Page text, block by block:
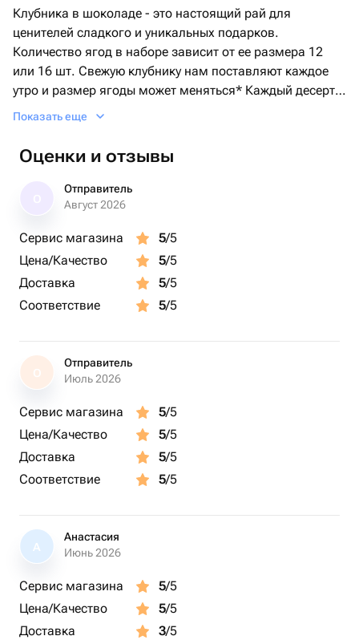
Клубника в шоколаде - это настоящий рай для
ценителей сладкого и уникальных подарков.
Количество ягод в наборе зависит от ее размера 12
или 16 шт. Свежую клубнику нам поставляют каждое
утро и размер ягоды может меняться* Каждый десерт в
коробочке мы оформляем атласной лентой, кладем
Вашим пожеланием (по запросу) и отправляем в
крафт-пакете с именным логотипом. Рекомендуем
насладиться десертом в течении первых 12 часов
после получения. При необходимости хранить в
+10С не более суток. Перед употреблением подержать
при комнатной температуре 15 минут. Приятного
аппетита! С уважением, команда АМЕЛИ gifts. 🎁
Показать еще
Оценки и отзывы
Отправитель
Август 2026
Сервис магазина 5/5
Цена/Качество
5/5
Доставка
5/5
Соответствие
5/5
О
Отправитель
Июль 2026
Сервис магазина 5/5
Цена/Качество
5/5
Доставка
5/5
Соответствие
5/5
А
Анастасия
Июнь 2026
Сервис магазина 5/5
Цена/Качество
5/5
Доставка
3/5